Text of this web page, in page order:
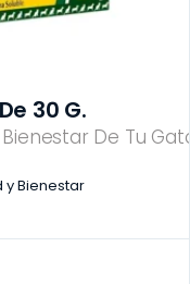
De Tu
30 G.
y Bienestar